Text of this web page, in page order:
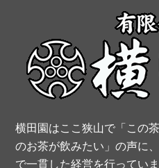
k
t
r
横田園はここ狭山で「この
のお茶が飲みたい」の声に
で一貫した経営を行っていま